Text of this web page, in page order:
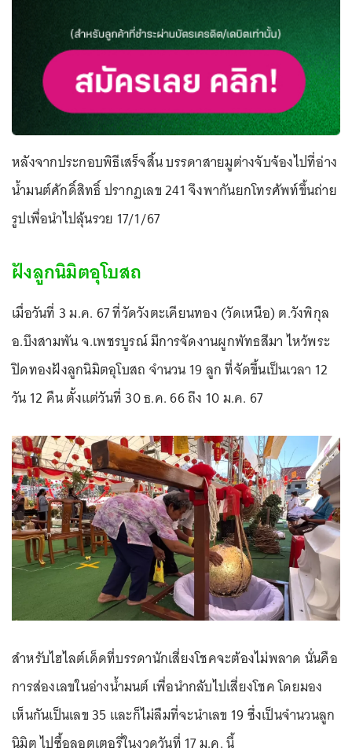
หลังจากประกอบพิธีเสร็จสิ้น บรรดาสายมูต่างจับจ้องไปที่อ่าง
น้ำมนต์ศักดิ์สิทธิ์ ปรากฏเลข 241 จึงพากันยกโทรศัพท์ขึ้นถ่าย
รูปเพื่อนำไปลุ้นรวย 17/1/67
ฝังลูกนิมิตอุโบสถ
เมื่อวันที่ 3 ม.ค. 67 ที่วัดวังตะเคียนทอง (วัดเหนือ) ต.วังพิกุล
อ.บึงสามพัน จ.เพชรบูรณ์ มีการจัดงานผูกพัทธสีมา ไหว้พระ
ปิดทองฝังลูกนิมิตอุโบสถ จำนวน 19 ลูก ที่จัดขึ้นเป็นเวลา 12
วัน 12 คืน ตั้งแต่วันที่ 30 ธ.ค. 66 ถึง 10 ม.ค. 67
สำหรับไฮไลต์เด็ดที่บรรดานักเสี่ยงโชคจะต้องไม่พลาด นั่นคือ
การส่องเลขในอ่างน้ำมนต์ เพื่อนำกลับไปเสี่ยงโชค โดยมอง
เห็นกันเป็นเลข 35 และก็ไม่ลืมที่จะนำเลข 19 ซึ่งเป็นจำนวนลูก